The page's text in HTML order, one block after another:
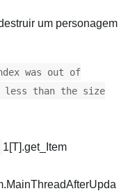
um personagem
was out of
less than the size
1[T].get_Item